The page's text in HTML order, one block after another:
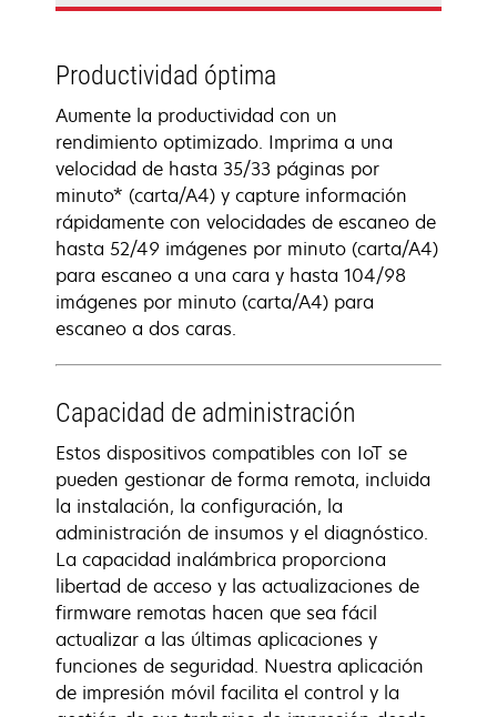
Productividad óptima
Aumente la productividad con un
rendimiento optimizado. Imprima a una
velocidad de hasta 35/33 páginas por
minuto* (carta/A4) y capture información
rápidamente con velocidades de escaneo de
hasta 52/49 imágenes por minuto (carta/A4)
para escaneo a una cara y hasta 104/98
imágenes por minuto (carta/A4) para
escaneo a dos caras.
Capacidad de administración
Estos dispositivos compatibles con IoT se
pueden gestionar de forma remota, incluida
la instalación, la configuración, la
administración de insumos y el diagnóstico.
La capacidad inalámbrica proporciona
libertad de acceso y las actualizaciones de
firmware remotas hacen que sea fácil
actualizar a las últimas aplicaciones y
funciones de seguridad. Nuestra aplicación
de impresión móvil facilita el control y la